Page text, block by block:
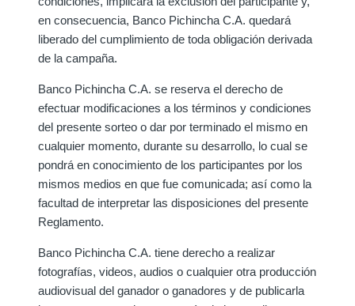
en consecuencia, Banco Pichincha C.A. quedará
liberado del cumplimiento de toda obligación derivada
de la campaña.
Banco Pichincha C.A. se reserva el derecho de
efectuar modificaciones a los términos y condiciones
del presente sorteo o dar por terminado el mismo en
cualquier momento, durante su desarrollo, lo cual se
pondrá en conocimiento de los participantes por los
mismos medios en que fue comunicada; así como la
facultad de interpretar las disposiciones del presente
Reglamento.
Banco Pichincha C.A. tiene derecho a realizar
fotografías, videos, audios o cualquier otra producción
audiovisual del ganador o ganadores y de publicarla